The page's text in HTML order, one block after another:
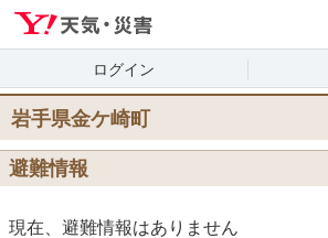
ログイン
岩手県金ケ崎町
避難情報
現在、避難情報はありません